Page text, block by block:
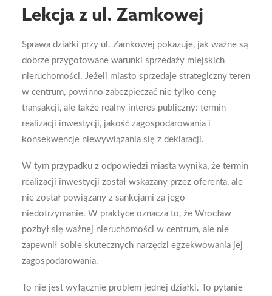
Lekcja z ul. Zamkowej
Sprawa działki przy ul. Zamkowej pokazuje, jak ważne są
dobrze przygotowane warunki sprzedaży miejskich
nieruchomości. Jeżeli miasto sprzedaje strategiczny teren
w centrum, powinno zabezpieczać nie tylko cenę
transakcji, ale także realny interes publiczny: termin
realizacji inwestycji, jakość zagospodarowania i
konsekwencje niewywiązania się z deklaracji.
W tym przypadku z odpowiedzi miasta wynika, że termin
realizacji inwestycji został wskazany przez oferenta, ale
nie został powiązany z sankcjami za jego
niedotrzymanie. W praktyce oznacza to, że Wrocław
pozbył się ważnej nieruchomości w centrum, ale nie
zapewnił sobie skutecznych narzędzi egzekwowania jej
zagospodarowania.
To nie jest wyłącznie problem jednej działki. To pytanie